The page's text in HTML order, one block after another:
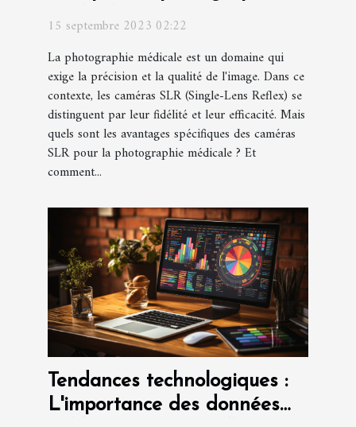
médicale
15 septembre 2023 02:22
La photographie médicale est un domaine qui
exige la précision et la qualité de l'image. Dans ce
contexte, les caméras SLR (Single-Lens Reflex) se
distinguent par leur fidélité et leur efficacité. Mais
quels sont les avantages spécifiques des caméras
SLR pour la photographie médicale ? Et
comment...
Tendances technologiques :
L'importance des données